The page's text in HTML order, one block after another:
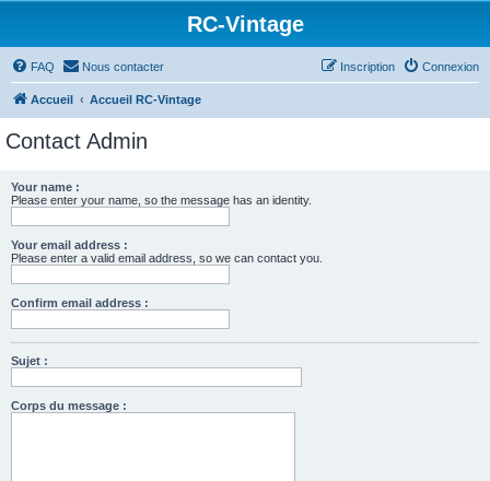
RC-Vintage
FAQ Nous contacter Connexion
Inscription
Accueil Accueil RC-Vintage
Contact Admin
Your name :
Please enter your name, so the message has an identity.
Your email address :
Please enter a valid email address, so we can contact you.
Confirm email address :
Sujet :
Corps du message :